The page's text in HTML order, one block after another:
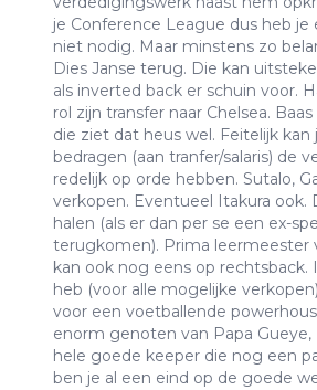
je Conference League dus heb je
niet nodig. Maar minstens zo
Dies Janse terug. Die kan
als inverted back er schuin voor.
rol zijn transfer naar Chelsea.
die ziet dat heus wel. Feitelijk
bedragen (aan tranfer/salaris) de
redelijk op orde hebben. Sutalo,
verkopen. Eventueel Itakura ook.
halen (als er dan per se een ex-
terugkomen). Prima leermeester
kan ook nog eens op
heb (voor alle mogelijke
voor een voetballende
enorm genoten van Papa
hele goede keeper die nog een
ben je al een eind op de goede